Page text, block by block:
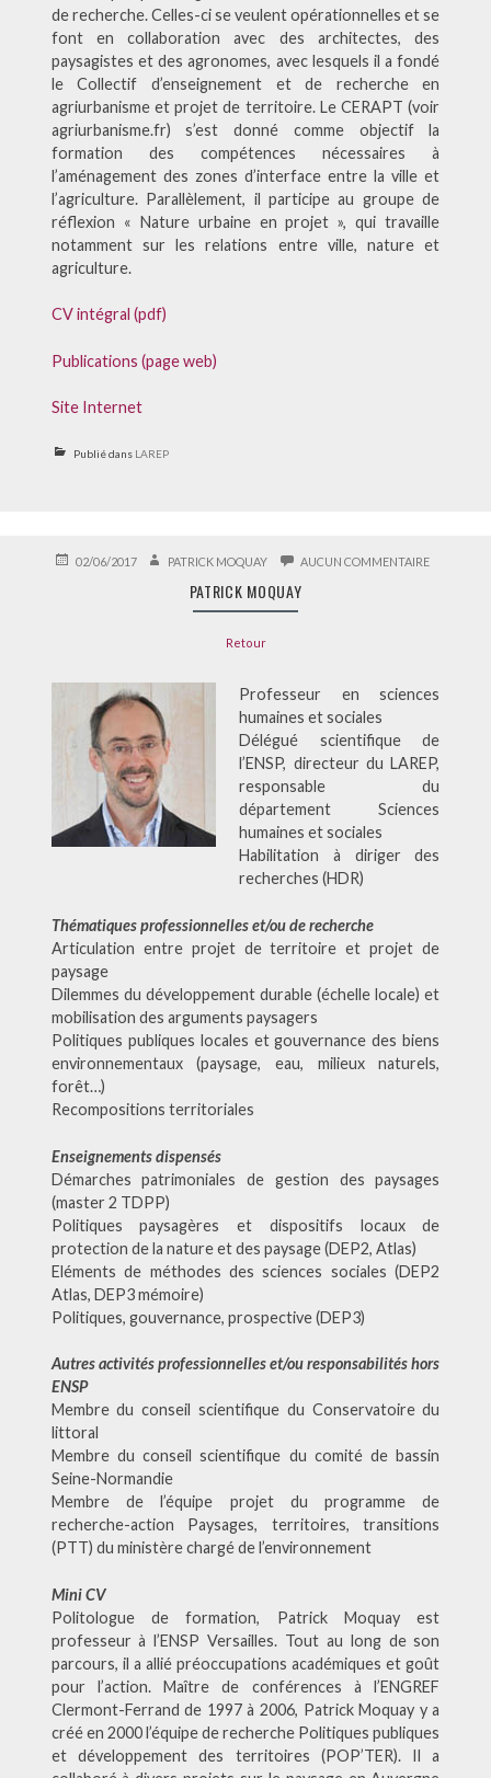
de recherche. Celles-ci se veulent opérationnelles et se
font en collaboration avec des architectes, des
paysagistes et des agronomes, avec lesquels il a fondé
le Collectif d’enseignement et de recherche en
agriurbanisme et projet de territoire. Le CERAPT (voir
agriurbanisme.fr) s’est donné comme objectif la
formation des compétences nécessaires à
l’aménagement des zones d’interface entre la ville et
l’agriculture. Parallèlement, il participe au groupe de
réflexion « Nature urbaine en projet », qui travaille
notamment sur les relations entre ville, nature et
agriculture.
CV intégral (pdf)
Publications (page web)
Site Internet
Publié dans LAREP
PUBLIÉ02/06/2017 AUTEUR
PATRICK MOQUAY AUCUN COMMENTAIRESUR
PATRICK MOQUAY
Retour
Professeur en sciences
humaines et sociales
Délégué scientifique de
l’ENSP, directeur du LAREP,
responsable du
département Sciences
humaines et sociales
Habilitation à diriger des
recherches (HDR)
Thématiques professionnelles et/ou de recherche
Articulation entre projet de territoire et projet de
paysage
Dilemmes du développement durable (échelle locale) et
mobilisation des arguments paysagers
Politiques publiques locales et gouvernance des biens
environnementaux (paysage, eau, milieux naturels,
forêt…)
Recompositions territoriales
Enseignements dispensés
Démarches patrimoniales de gestion des paysages
(master 2 TDPP)
Politiques paysagères et dispositifs locaux de
protection de la nature et des paysage (DEP2, Atlas)
Eléments de méthodes des sciences sociales (DEP2
Atlas, DEP3 mémoire)
Politiques, gouvernance, prospective (DEP3)
Autres activités professionnelles et/ou responsabilités hors
ENSP
Membre du conseil scientifique du Conservatoire du
littoral
Membre du conseil scientifique du comité de bassin
Seine-Normandie
Membre de l’équipe projet du programme de
recherche-action Paysages, territoires, transitions
(PTT) du ministère chargé de l’environnement
Mini CV
Politologue de formation, Patrick Moquay est
professeur à l’ENSP Versailles. Tout au long de son
parcours, il a allié préoccupations académiques et goût
pour l’action. Maître de conférences à l’ENGREF
Clermont-Ferrand de 1997 à 2006, Patrick Moquay y a
créé en 2000 l’équipe de recherche Politiques publiques
et développement des territoires (POP’TER). Il a